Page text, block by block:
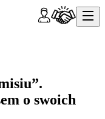
o swoich